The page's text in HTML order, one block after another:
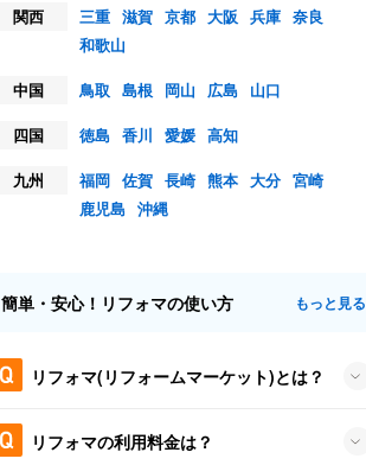
関西
三重 滋賀 京都 大阪 兵庫 奈良
和歌山
中国
鳥取 島根 岡山 広島
山口
四国
徳島 香川 愛媛 高知
九州
福岡 佐賀 長崎 熊本 大分 宮崎
鹿児島 沖縄
簡単・安心！リフォマの使い方 もっと見る
リフォマ(リフォームマーケット)とは？
リフォマの利用料金は？